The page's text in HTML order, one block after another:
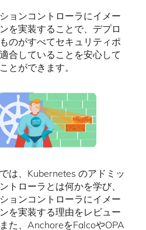
ョンコントローラにイメー
を実装することで、デプロ
のがすべてセキュリティポ
合していることを安心して
とができます。
は、Kubernetes のアドミッ
トローラとは何かを学び、
ョンコントローラにイメー
を実装する理由をレビュー
た、AnchoreをFalcoやOPA